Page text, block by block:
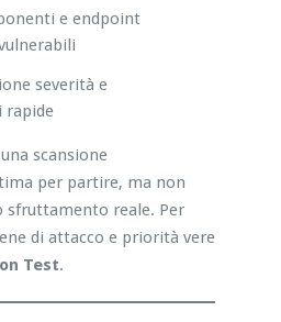
e endpoint
severità e
rapide
una scansione
per partire, ma non
sfruttamento reale. Per
di attacco e priorità vere
Test.